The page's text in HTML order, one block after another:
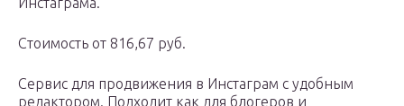
Стоимость от 816,67 руб.
Сервис для продвижения в Инстаграм с удобным
редактором. Подходит как для блогеров и